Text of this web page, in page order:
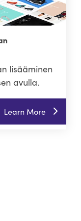
lisääminen
avulla.
Learn More